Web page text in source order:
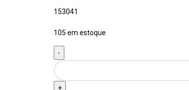
153041
105 em estoque